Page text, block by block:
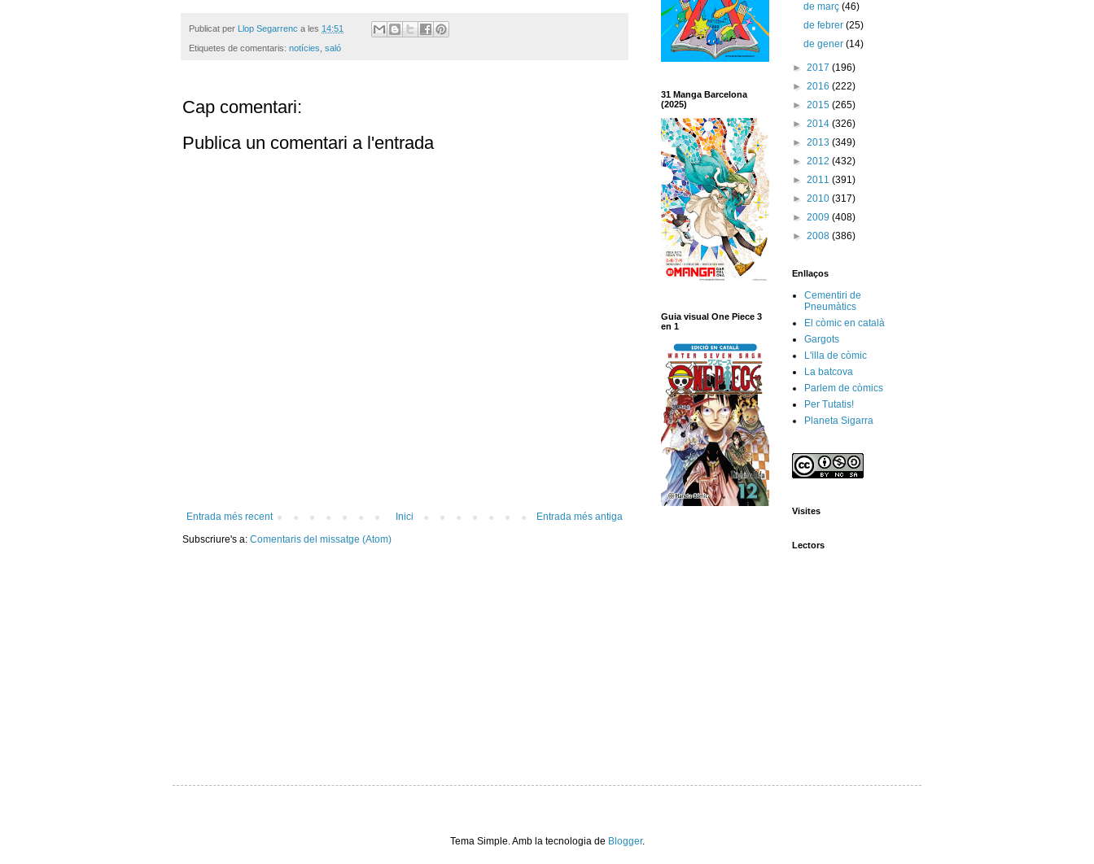
Publicat per Llop Segarrenc a les 14:51
Etiquetes de comentaris: notícies, saló
Cap comentari:
Publica un comentari a l'entrada
Entrada més recent Entrada més antiga
Inici
Subscriure's a: Comentaris del missatge (Atom)
31 Manga Barcelona
(2025)
Guia visual One Piece 3
en 1
de març(46)
de febrer(25)
de gener(14)
► 2017 (196)
► 2016 (222)
► 2015 (265)
► 2014 (326)
► 2013 (349)
► 2012 (432)
► 2011 (391)
► 2010 (317)
► 2009 (408)
► 2008 (386)
Enllaços
Cementiri de
Pneumàtics
El còmic en català
Gargots
L'illa de còmic
La batcova
Parlem de còmics
Per Tutatis!
Planeta Sigarra
Visites
Lectors
Tema Simple. Amb la tecnologia de Blogger.